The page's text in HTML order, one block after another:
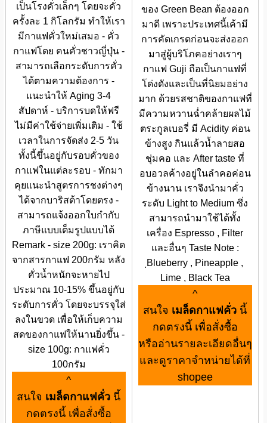
เป็นโรงคั่วเล็กๆ โดยจะคั่ว
ครั้งละ 1 กิโลกรัม ทำให้เรา
มีกาแฟคั่วใหม่เสมอ - คั่ว
กาแฟโดย คนคั่วชาวญี่ปุ่น -
สามารถเลือกระดับการคั่ว
ได้ตามความต้องการ -
แนะนำให้ Aging 3-4
สัปดาห์ - บริการบดให้ฟรี
ไม่มีค่าใช้จ่ายเพิ่มเติม - ใช้
เวลาในการจัดส่ง 2-5 วัน
ทั้งนี้ขึ้นอยู่กับรอบคั่วของ
กาแฟในแต่ละรอบ - ทักมา
คุยแนะนำสูตรการชงต่างๆ
ได้จากบาริสต้าโดยตรง -
สามารถแจ้งออกใบกำกับ
ภาษีแบบเต็มรูปแบบได้
Remark - size 200g: เราคิด
จากสารกาแฟ 200กรัม หลัง
คั่วน้ำหนักจะหายไป
ประมาณ 10-15% ขึ้นอยู่กับ
ระดับการคั่ว โดยจะบรรจุใส่
ลงในขวด เพื่อให้เก็บความ
สดของกาแฟให้นานยิ่งขึ้น -
size 100g: กาแฟคั่ว
100กรัม
^
สนใจ เมล็ดกาแฟคั่ว นี้
กดตรงนี้ เพื่อสั่งซื้อ
ของ Green Bean ต้องออก
มาดี เพราะประเทศนี้เค้ามี
การคัดเกรดก่อนจะส่งออก
มาสู่ผู้บริโภคอย่างเราๆ
กาแฟ Guji ถือเป็นกาแฟที่
โด่งดังและเป็นที่นิยมอย่าง
มาก ด้วยรสชาติของกาแฟที่
มีความหวานฉ่ำคล้ายผลไม้
ตระกูลเบอรี่ มี Acidity ค่อน
ข้างสูง กินแล้วน้ำลายสอ
ชุ่มคอ และ After taste ที่
อบอวลค้างอยู่ในลำคอค่อน
ข้างนาน เราจึงนำมาคั่ว
ระดับ Light to Medium ซึ่ง
สามารถนำมาใช้ได้ทั้ง
เครื่อง Espresso , Filter
และอื่นๆ Taste Note :
ฺBlueberry , Pineapple ,
Lime , Black Tea
^
สนใจ เมล็ดกาแฟคั่ว นี้
กดตรงนี้ เพื่อสั่งซื้อ
หรืออ่านรายละเอียดอื่นๆ
และดูราคาจำหน่ายได้ที่
shopee